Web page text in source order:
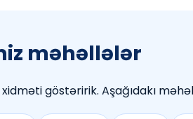
məhəllələr
göstəririk. Aşağıdakı